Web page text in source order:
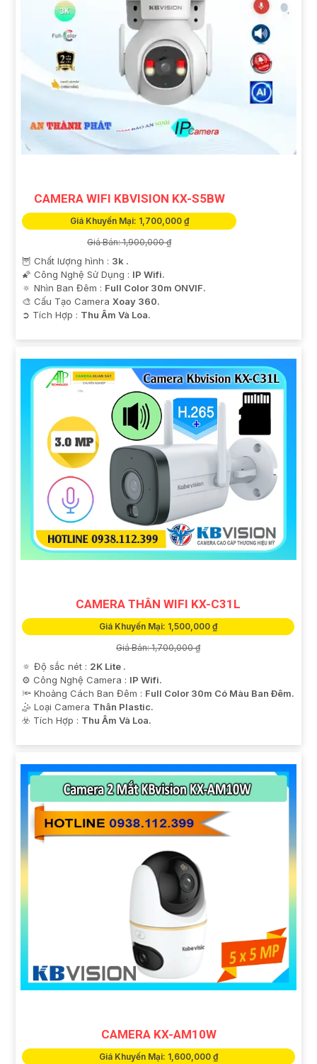
CAMERA WIFI KBVISION KX-S5BW
Giá Khuyến Mại: 1,700,000 ₫
Giá Bán: 1,900,000 ₫
🦉 Chất lượng hình : 3k .
🌠 Công Nghệ Sử Dụng : IP Wifi.
🔅 Nhìn Ban Đêm : Full Color 30m ONVIF.
🎨 Cấu Tạo Camera Xoay 360.
️➲ Tích Hợp : Thu Âm Và Loa.
CAMERA THÂN WIFI KX-C31L
Giá Khuyến Mại: 1,500,000 ₫
Giá Bán: 1,700,000 ₫
🔅 Độ sắc nét : 2K Lite .
⚙ Công Nghệ Camera : IP Wifi.
🔦 Khoảng Cách Ban Đêm : Full Color 30m Có Màu Ban Ðêm.
🤹 Loại Camera Thân Plastic.
️☣️ Tích Hợp : Thu Âm Và Loa.
CAMERA KX-AM10W
Giá Khuyến Mại: 1,600,000 ₫